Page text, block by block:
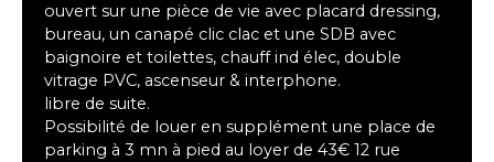
ouvert sur une pièce de vie avec placard dressing,
bureau, un canapé clic clac et une SDB avec
baignoire et toilettes, chauff ind élec, double
vitrage PVC, ascenseur & interphone.
libre de suite.
Possibilité de louer en supplément une place de
parking à 3 mn à pied au loyer de 43€ 12 rue